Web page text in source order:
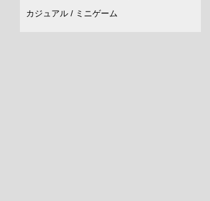
カジュアル / ミニゲーム